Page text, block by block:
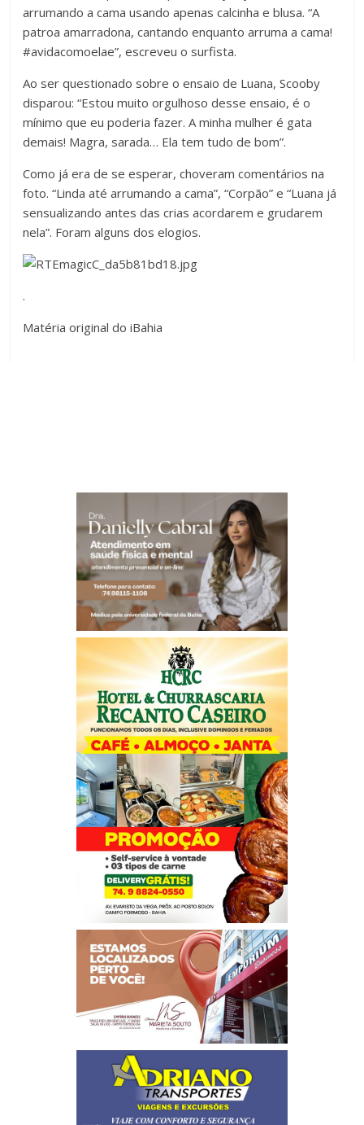
arrumando a cama usando apenas calcinha e blusa. “A
patroa amarradona, cantando enquanto arruma a cama!
#avidacomoelae”, escreveu o surfista.
Ao ser questionado sobre o ensaio de Luana, Scooby
disparou: “Estou muito orgulhoso desse ensaio, é o
mínimo que eu poderia fazer. A minha mulher é gata
demais! Magra, sarada… Ela tem tudo de bom”.
Como já era de se esperar, choveram comentários na
foto. “Linda até arrumando a cama”, “Corpão” e “Luana já
sensualizando antes das crias acordarem e grudarem
nela”. Foram alguns dos elogios.
.
Matéria original do iBahia